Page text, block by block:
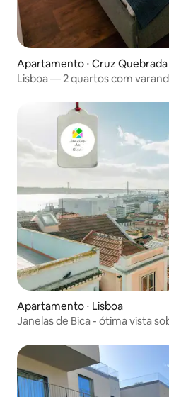
Apartamento ⋅ Cruz Quebrada
Lisboa — 2 quartos com
Apartamento ⋅ Lisboa
Janelas de Bica - ótima vista